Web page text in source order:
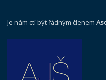
Je nám ctí být řádným členem